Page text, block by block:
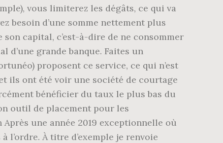
vous limiterez les dégâts, ce qui va
besoin d’une somme nettement plus
capital, c’est-à-dire de ne consommer
grande banque. Faites un
proposent ce service, ce qui n’est
ils ont été voir une société de courtage
bénéficier du taux le plus bas du
outil de placement pour les
une année 2019 exceptionnelle où
À titre d’exemple je renvoie